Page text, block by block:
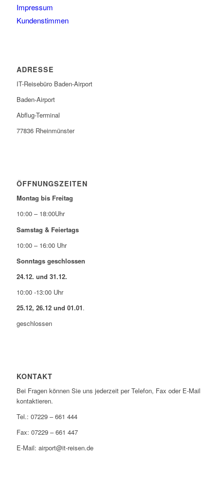
Impressum
Kundenstimmen
ADRESSE
IT-Reisebüro Baden-Airport
Baden-Airport
Abflug-Terminal
77836 Rheinmünster
ÖFFNUNGSZEITEN
Montag bis Freitag
10:00 – 18:00Uhr
Samstag & Feiertags
10:00 – 16:00 Uhr
Sonntags geschlossen
24.12. und 31.12.
10:00 -13:00 Uhr
25.12, 26.12 und 01.01.
geschlossen
KONTAKT
Bei Fragen können Sie uns jederzeit per Telefon, Fax oder E-Mail
kontaktieren.
Tel.: 07229 – 661 444
Fax: 07229 – 661 447
E-Mail: airport@it-reisen.de